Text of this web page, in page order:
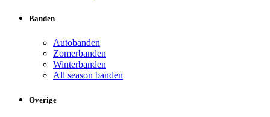
Banden
Autobanden
Zomerbanden
Winterbanden
All season banden
Overige